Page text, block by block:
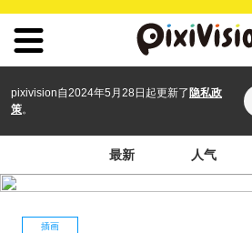
pixivision自2024年5月28日起更新了 隐私政
策。
最新 人气
插画